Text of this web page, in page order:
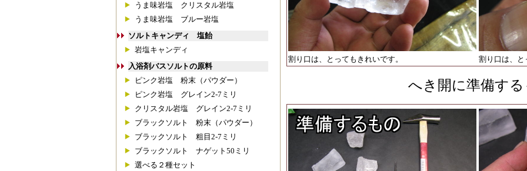
うま味岩塩 クリスタル岩塩
うま味岩塩 ブルー岩塩
ソルトキャンディ 塩飴
岩塩キャンディ
入浴剤バスソルトの原料
ピンク岩塩 粉末（パウダー）
ピンク岩塩 グレイン2-7ミリ
クリスタル岩塩 グレイン2-7ミリ
ブラックソルト 粉末（パウダー）
ブラックソルト 粗目2-7ミリ
ブラックソルト ナゲット50ミリ
選べる２種セット
割り口は、とってもきれいです。 割り口は、と
へき開に準備す